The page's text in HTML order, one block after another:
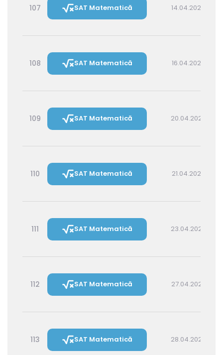
107 SAT Matematică 14.04.2027 14:30
108 SAT Matematică 16.04.2027 16:00
109 SAT Matematică 20.04.2027 16:00
110 SAT Matematică 21.04.2027 14:30
111 SAT Matematică 23.04.2027 16:00
112 SAT Matematică 27.04.2027 16:00
113 SAT Matematică 28.04.2027 14:30